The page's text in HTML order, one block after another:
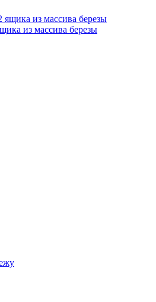
из массива березы